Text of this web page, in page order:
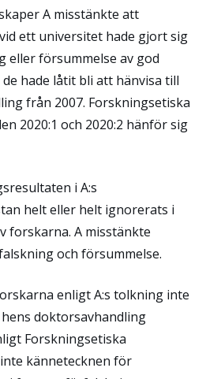
A misstänkte att
ett universitet hade gjort sig
eller försummelse av god
hade låtit bli att hänvisa till
från 2007. Forskningsetiska
2020:1 och 2020:2 hänför sig
i A:s
helt eller helt ignorerats i
forskarna. A misstänkte
och försummelse.
enligt A:s tolkning inte
doktorsavhandling
Forskningsetiska
kännetecknen för